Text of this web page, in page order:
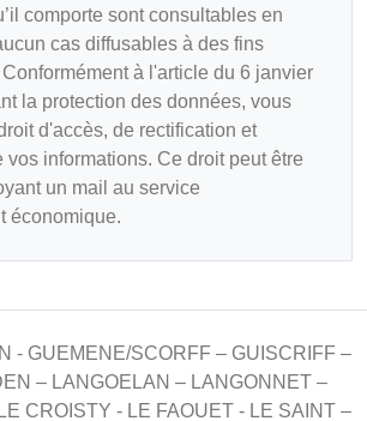
comporte sont consultables en
cas diffusables à des fins
à l'article du 6 janvier
la protection des données, vous
d'accès, de rectification et
vos informations. Ce droit peut être
un mail au service
économique.
- GUEMENE/SCORFF – GUISCRIFF –
– LANGOELAN – LANGONNET –
CROISTY - LE FAOUET - LE SAINT –